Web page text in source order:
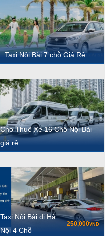
Taxi Nội Bài 7 chỗ Giá Rẻ
Cho Thuê Xe 16 Chô Nội Bài
giá rẻ
Taxi Nội Bài đi Hà
Nội 4 Chỗ
250,000VND